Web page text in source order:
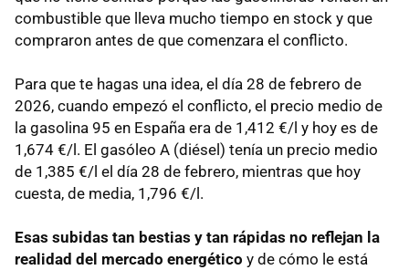
combustible que lleva mucho tiempo en stock y que
compraron antes de que comenzara el conflicto.
Para que te hagas una idea, el día 28 de febrero de
2026, cuando empezó el conflicto, el precio medio de
la gasolina 95 en España era de 1,412 €/l y hoy es de
1,674 €/l. El gasóleo A (diésel) tenía un precio medio
de 1,385 €/l el día 28 de febrero, mientras que hoy
cuesta, de media, 1,796 €/l.
Esas subidas tan bestias y tan rápidas no reflejan la
realidad del mercado energético y de cómo le está